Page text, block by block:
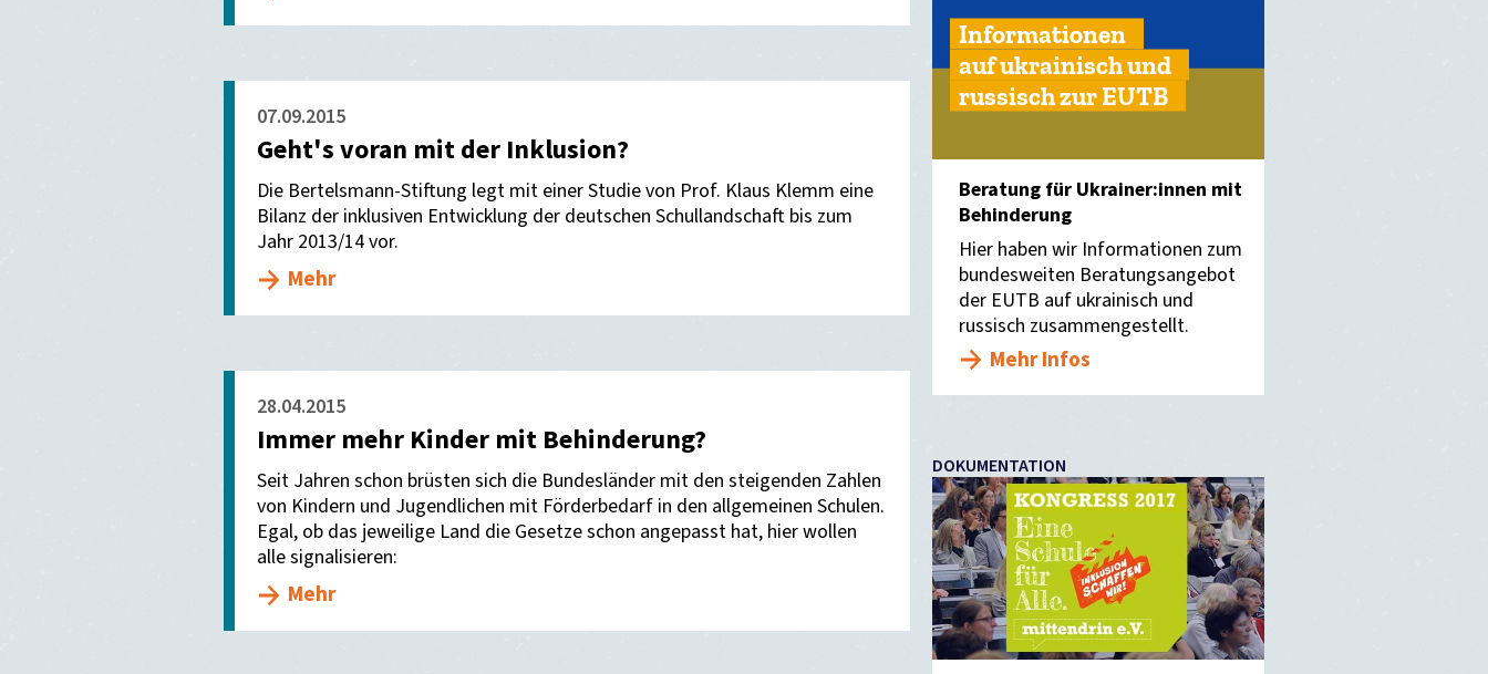
07.09.2015
Geht's voran mit der Inklusion?
Die Bertelsmann-Stiftung legt mit einer Studie von Prof. Klaus Klemm eine
Bilanz der inklusiven Entwicklung der deutschen Schullandschaft bis zum
Jahr 2013/14 vor.
Mehr
28.04.2015
Immer mehr Kinder mit Behinderung?
Seit Jahren schon brüsten sich die Bundesländer mit den steigenden Zahlen
von Kindern und Jugendlichen mit Förderbedarf in den allgemeinen Schulen.
Egal, ob das jeweilige Land die Gesetze schon angepasst hat, hier wollen
alle signalisieren:
Mehr
Informationen
auf ukrainisch und
russisch zur EUTB
Beratung für Ukrainer:innen mit
Behinderung
Hier haben wir Informationen zum
bundesweiten Beratungsangebot
der EUTB auf ukrainisch und
russisch zusammengestellt.
Mehr Infos
DOKUMENTATION